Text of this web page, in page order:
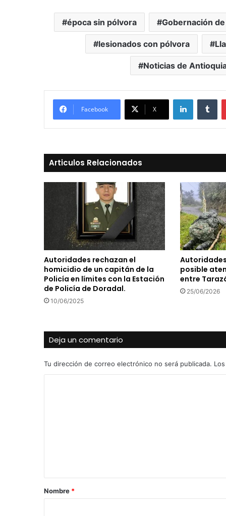
época sin pólvora Gobernación
lesionados con pólvora
Noticias de
Facebook X
LinkedIn
Articulos Relacionados
Autoridades rechazan el
homicidio de un capitán de la
Policía en límites con la Estación
de Policía de Doradal.
10/06/2025
posible
entre
25/06/2026
Deja un comentario
Tu dirección de correo electrónico no será publicada.
rNombre *